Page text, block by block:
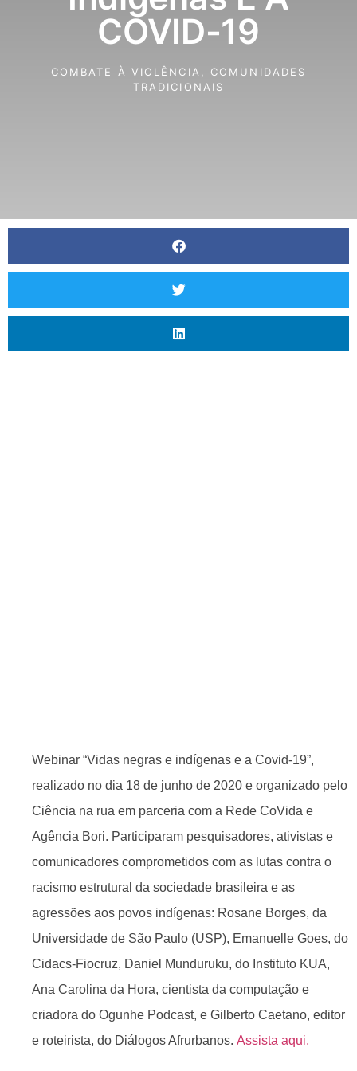
COVID-19
COMBATE À VIOLÊNCIA
COMUNIDADES
TRADICIONAIS
Webinar “Vidas negras e indígenas e a Covid-19”,
realizado no dia 18 de junho de 2020 e organizado pelo
Ciência na rua em parceria com a Rede CoVida e
Agência Bori. Participaram pesquisadores, ativistas e
comunicadores comprometidos com as lutas contra o
racismo estrutural da sociedade brasileira e as
agressões aos povos indígenas: Rosane Borges, da
Universidade de São Paulo (USP), Emanuelle Goes, do
Cidacs-Fiocruz, Daniel Munduruku, do Instituto KUA,
Ana Carolina da Hora, cientista da computação e
criadora do Ogunhe Podcast, e Gilberto Caetano, editor
e roteirista, do Diálogos Afrurbanos. Assista aqui.